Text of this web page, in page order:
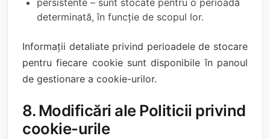
persistente – sunt stocate pentru o perioadă
determinată, în funcție de scopul lor.
Informații detaliate privind perioadele de stocare
pentru fiecare cookie sunt disponibile în panoul
de gestionare a cookie-urilor.
8. Modificări ale Politicii privind
cookie-urile